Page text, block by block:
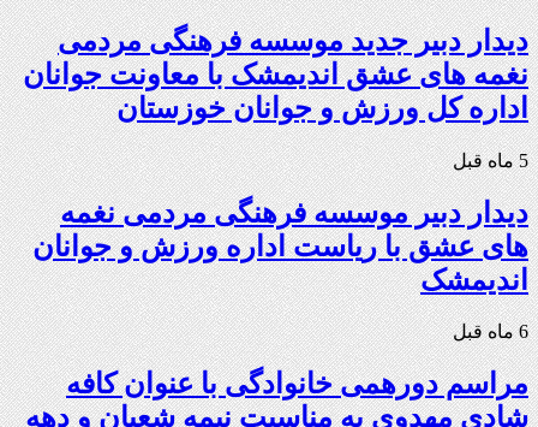
دیدار دبیر جدید موسسه فرهنگی مردمی
نغمه های عشق اندیمشک با معاونت جوانان
اداره کل ورزش و جوانان خوزستان
5 ماه قبل
دیدار دبیر موسسه فرهنگی مردمی نغمه
های عشق با ریاست اداره ورزش و جوانان
اندیمشک
6 ماه قبل
مراسم دورهمی خانوادگی با عنوان کافه
شادی مهدوی به مناسبت نیمه شعبان و دهه